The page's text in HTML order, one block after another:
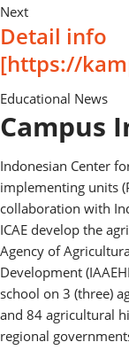
Next
Detail info
[https://
Educational News
Campus
Indonesian Center
implementing units
collaboration with
ICAE develop the
Agency of
Development
school on 3 (three)
and 84 agricultural
regional